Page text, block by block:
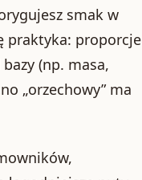
smak w
praktyka: proporcje
(np. masa,
„orzechowy” ma